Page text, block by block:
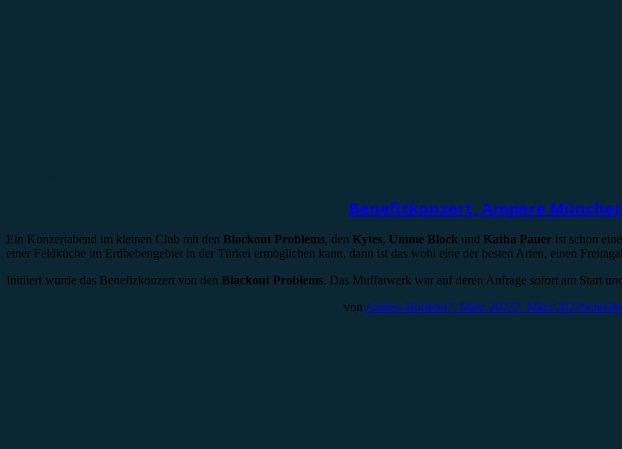
Benefizkonzert, Ampere
Ein Konzertabend im kleinen Club mit den Blackout Problems, den Kytes, Umme Block und Katha Pauer ist schon
einer Feldküche im Erdbebengebiet in der Türkei ermöglichen kann, dann ist das wohl eine der besten Arten, einen
Initiiert wurde das Benefizkonzert von den Blackout Problems. Das Muffatwerk war auf deren Anfrage sofort am Start
von Andrea Holstein7. März 20237. März 2023